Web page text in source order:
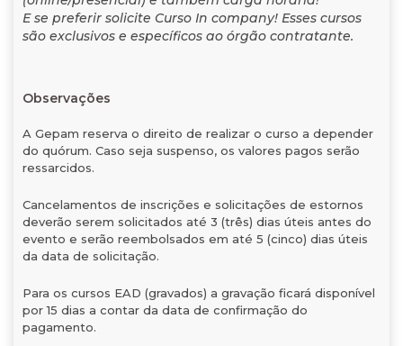
E se preferir solicite Curso In company! Esses cursos
são exclusivos e específicos ao órgão contratante.
Observações
A Gepam reserva o direito de realizar o curso a depender
do quórum. Caso seja suspenso, os valores pagos serão
ressarcidos.
Cancelamentos de inscrições e solicitações de estornos
deverão serem solicitados até 3 (três) dias úteis antes do
evento e serão reembolsados em até 5 (cinco) dias úteis
da data de solicitação.
Para os cursos EAD (gravados) a gravação ficará disponível
por 15 dias a contar da data de confirmação do
pagamento.